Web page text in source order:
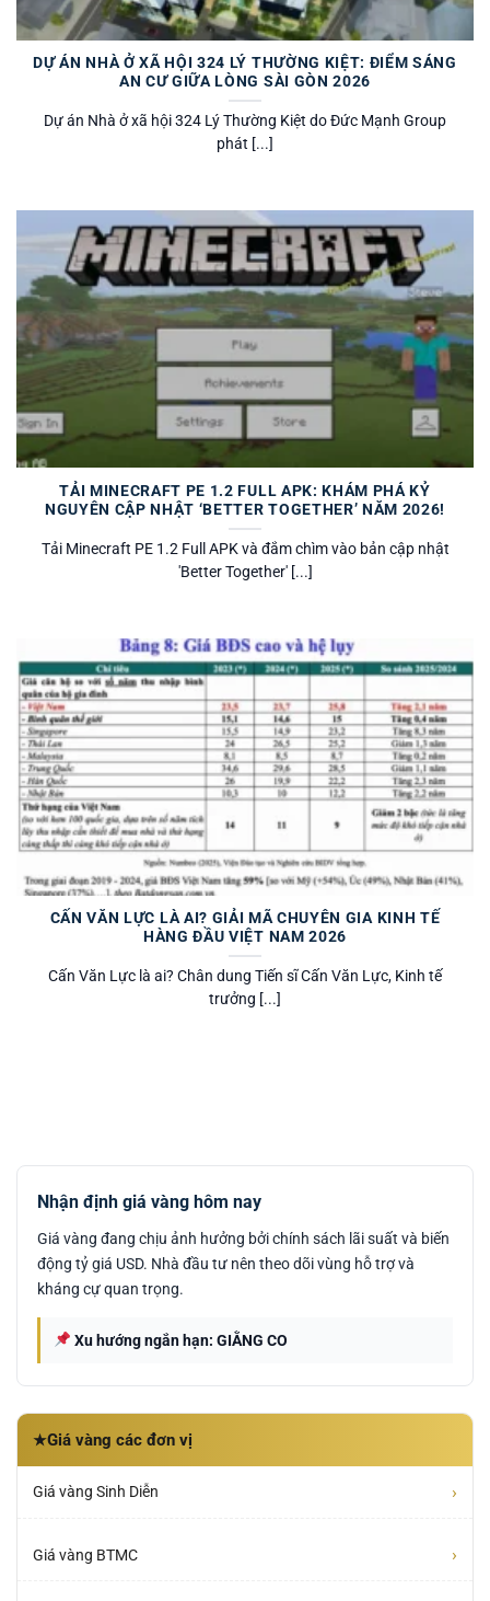
DỰ ÁN NHÀ Ở XÃ HỘI 324 LÝ THƯỜNG KIỆT: ĐIỂM SÁNG
AN CƯ GIỮA LÒNG SÀI GÒN 2026
Dự án Nhà ở xã hội 324 Lý Thường Kiệt do Đức Mạnh Group
phát [...]
TẢI MINECRAFT PE 1.2 FULL APK: KHÁM PHÁ KỶ
NGUYÊN CẬP NHẬT ‘BETTER TOGETHER’ NĂM 2026!
Tải Minecraft PE 1.2 Full APK và đắm chìm vào bản cập nhật
'Better Together' [...]
CẤN VĂN LỰC LÀ AI? GIẢI MÃ CHUYÊN GIA KINH TẾ
HÀNG ĐẦU VIỆT NAM 2026
Cấn Văn Lực là ai? Chân dung Tiến sĩ Cấn Văn Lực, Kinh tế
trưởng [...]
Nhận định giá vàng hôm nay
Giá vàng đang chịu ảnh hưởng bởi chính sách lãi suất và biến
động tỷ giá USD. Nhà đầu tư nên theo dõi vùng hỗ trợ và
kháng cự quan trọng.
Xu hướng ngắn hạn: GIẰNG CO
★Giá vàng các đơn vị
Giá vàng Sinh Diễn ›
Giá vàng BTMC ›